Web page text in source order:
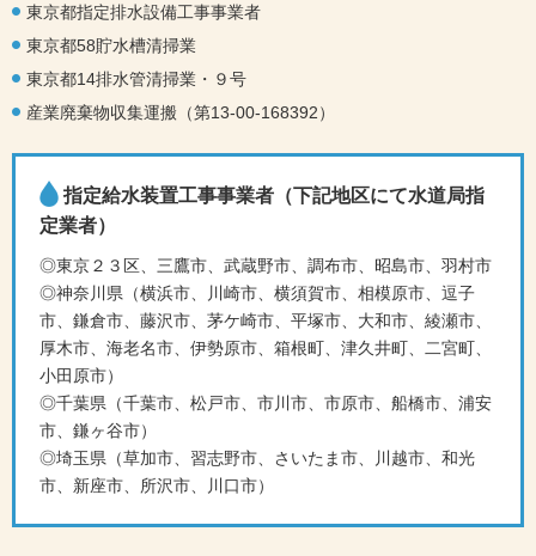
東京都指定排水設備工事事業者
東京都58貯水槽清掃業
東京都14排水管清掃業・９号
産業廃棄物収集運搬（第13-00-168392）
指定給水装置工事事業者（下記地区にて水道局指
定業者）
◎東京２３区、三鷹市、武蔵野市、調布市、昭島市、羽村市
◎神奈川県（横浜市、川崎市、横須賀市、相模原市、逗子
市、鎌倉市、藤沢市、茅ケ崎市、平塚市、大和市、綾瀬市、
厚木市、海老名市、伊勢原市、箱根町、津久井町、二宮町、
小田原市）
◎千葉県（千葉市、松戸市、市川市、市原市、船橋市、浦安
市、鎌ヶ谷市）
◎埼玉県（草加市、習志野市、さいたま市、川越市、和光
市、新座市、所沢市、川口市）